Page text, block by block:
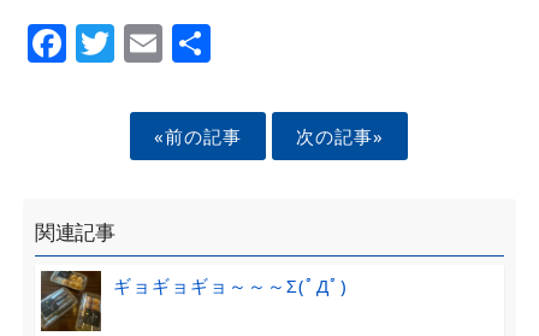
Facebook
Twitter
EmailShare
«前の記事 次の記事»
関連記事
ギョギョギョ～～～Σ(ﾟДﾟ)